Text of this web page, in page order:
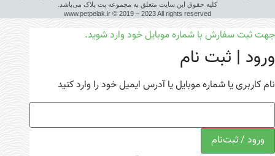
کلیه حقوق این سایت متعلق به مجموعه پت پلاک می‌باشد.
www.petpelak.ir © 2019 – 2023 All rights reserved
جهت ثبت سفارش با شماره موبایل خود وارد شوید.
ورود | ثبت نام
نام کاربری یا شماره موبایل یا آدرس ایمیل خود را وارد کنید
ورود / ثبت‌نام